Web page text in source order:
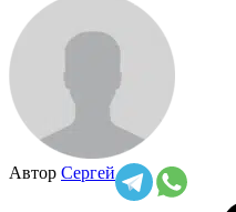
Автор Сергей